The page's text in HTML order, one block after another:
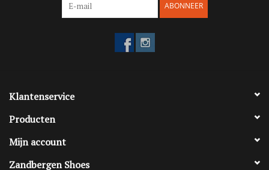
ABONNEER
Klantenservice
Producten
Mijn account
Zandbergen Shoes